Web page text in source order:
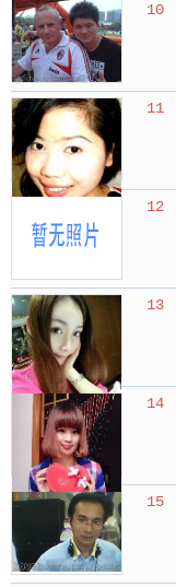
10
11
12
13
14
15